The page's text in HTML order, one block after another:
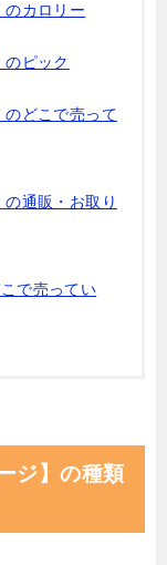
のカロリー
ピック
どこで売って
通販・お取り
で売ってい
ジ】の種類